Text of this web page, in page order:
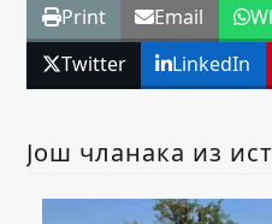
Print Email
Twitter
LinkedIn
Још чланака из